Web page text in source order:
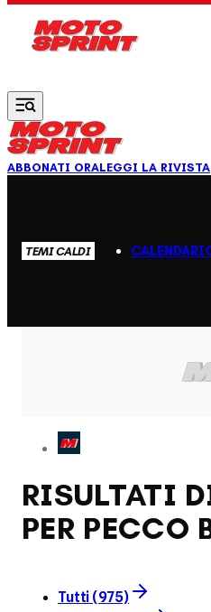
ABBONATI ORALEGGI LA RIVISTA
TEMI CALDI
RISULTATI
PER PECCO
Tutti (975)